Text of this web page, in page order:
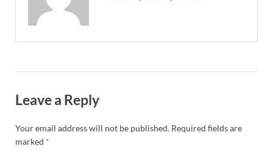
Leave a Reply
Your email address will not be published. Required fields are
marked *